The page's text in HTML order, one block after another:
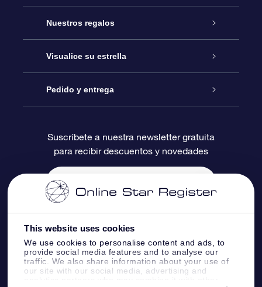
This website uses cookies
We use cookies to personalise content and ads, to
provide social media features and to analyse our
traffic. We also share information about your use of
our site with our social media, advertising and
Atención
Contáctanos
Blog
Reseñas
Nuestros regalos
Regalo Estrella Online
Paquete de Regalo OSR
Tarjeta de Regalo OSR
Regalos empresariales
Visualice su estrella
Registro estelar
Página de Estrella Personalizada
Un Millón de Estrellas
Aplicación de RV Llévame a las estrellas
Pedido y entrega
Información de Pago
Información de Envío
Constelaciones
Suscríbete a nuestra newsletter gratuita
para recibir descuentos y novedades